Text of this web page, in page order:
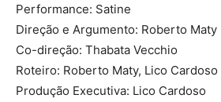
Performance: Satine
Direção e Argumento: Roberto Maty
Co-direção: Thabata Vecchio
Roteiro: Roberto Maty, Lico
Produção Executiva: Lico Cardoso